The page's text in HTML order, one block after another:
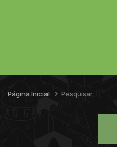
Página Inicial Pesquisar